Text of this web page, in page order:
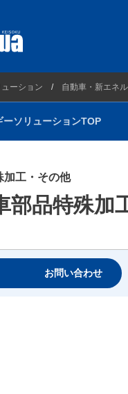
ューション
信ソリューション
ンス方針
ーション 自動車・新エネ
ーソリューションTOP
加工・その他
部品特殊加
お問い合わせ